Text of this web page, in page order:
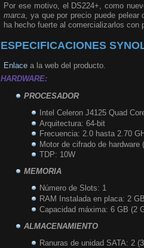
Por ese motivo, el DS224+, como
marca , ya que por precio puede
ha hecho fuerte al comercializarlos con
ESPECIFICACIONES
Enlace a la web del producto.
HARDWARE:
PROCESADOR
Intel Celeron J4125 Quad
Arquitectura: 64-bit
Frecuencia: 2.0 hasta 2.70
Motor de cifrado de hardware
TDP: 10W
MEMORIA
Número de Slots: 1
RAM Instalada en placa: 2
Capacidad máxima: 6 GB (2
ALMACENAMIENTO
Ranuras de unidad SATA: 2